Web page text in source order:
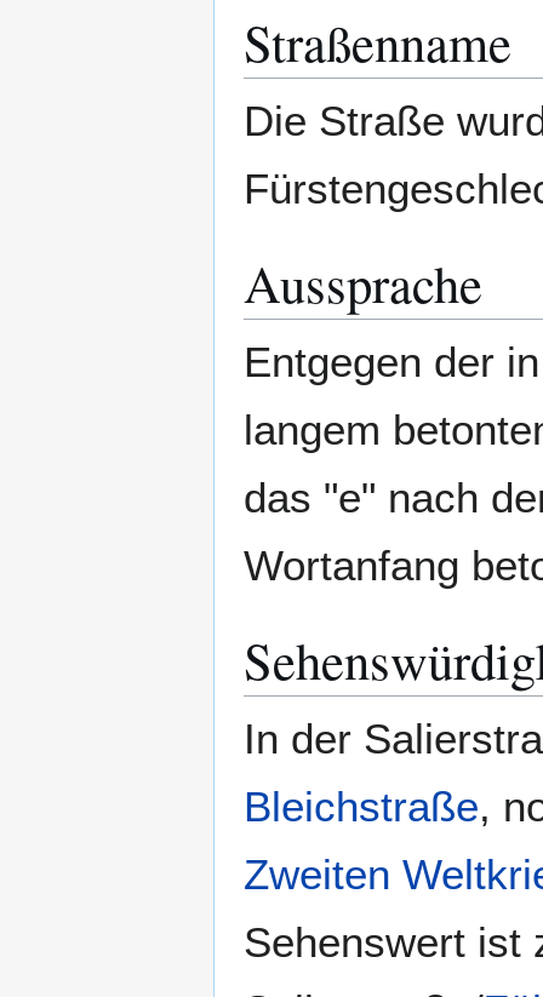
Straßenname
Die Straße
Aussprache
Entgegen der
langem
das "e" nach
Wortanfang
In der
Bleichstraße,
Zweiten
Sehenswert ist